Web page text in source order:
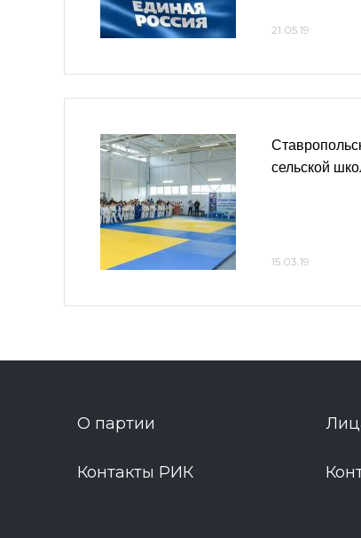
21.05.19
сельской
15.03.19
О партии
Контакты РИК